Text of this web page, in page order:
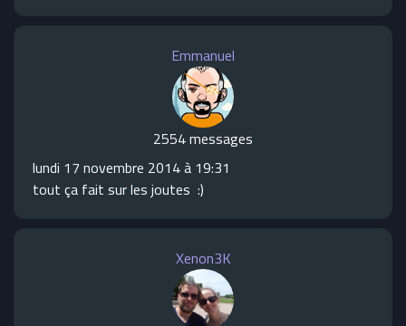
Emmanuel
2554 messages
lundi 17 novembre 2014 à 19:31
tout ça fait sur les joutes :)
Xenon3K